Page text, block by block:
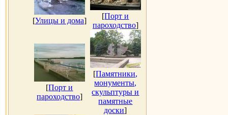
[Улицы и дома]
[Порт и
пароходство]
[Порт и
пароходство]
[Памятники,
монументы,
скульптуры и
памятные
доски]